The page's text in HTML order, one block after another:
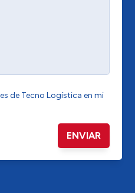
de Tecno Logística en mi